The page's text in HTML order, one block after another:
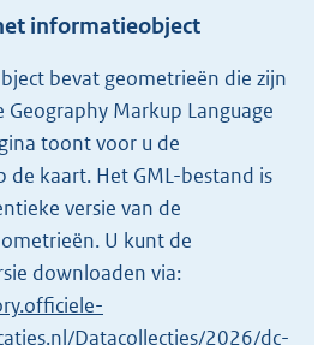
r
o
t
t
e
2
0
K
informatieobject
bevat geometrieën die zijn
Markup Language
toont voor u de
de kaart. Het GML-bestand is
versie van de
U kunt de
downloaden via:
Datacollecties/2026/dc-